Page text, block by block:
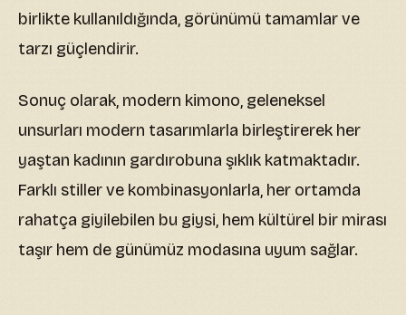
birlikte kullanıldığında, görünümü tamamlar ve
tarzı güçlendirir.
Sonuç olarak, modern kimono, geleneksel
unsurları modern tasarımlarla birleştirerek her
yaştan kadının gardırobuna şıklık katmaktadır.
Farklı stiller ve kombinasyonlarla, her ortamda
rahatça giyilebilen bu giysi, hem kültürel bir mirası
taşır hem de günümüz modasına uyum sağlar.